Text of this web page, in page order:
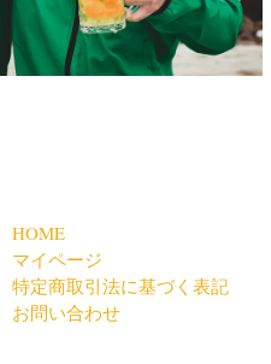
HOME
マイページ
特定商取引法に基づく表記
お問い合わせ